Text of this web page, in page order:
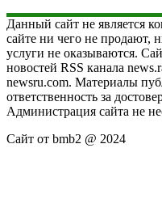
Данный сайт не является
сайте ни чего не продают,
услуги не оказываются.
новостей RSS канала
newsru.com. Материалы
ответственность за
Администрация сайта не
Сайт от bmb2 @ 2024